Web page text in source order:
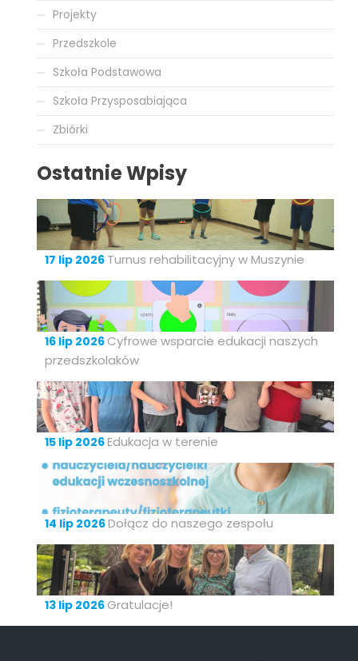
Projekty
Przedszkole
Szkoła Podstawowa
Szkoła Przysposabiająca
Zbiórki
Ostatnie Wpisy
17 lip 2026 Turnus rehabilitacyjny w Muszynie
16 lip 2026 Cyfrowe wsparcie edukacji naszych
przedszkolaków
15 lip 2026Edukacja w terenie
14 lip 2026Dołącz do naszego zespołu
13 lip 2026 Gratulacje!